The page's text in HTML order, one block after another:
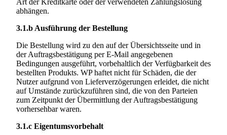
Art der Kreditkarte oder der verwendeten Zahlungslösung
abhängen.
3.1.b Ausführung der Bestellung
Die Bestellung wird zu den auf der Übersichtsseite und in
der Auftragsbestätigung per E-Mail angegebenen
Bedingungen ausgeführt, vorbehaltlich der Verfügbarkeit des
bestellten Produkts. WP haftet nicht für Schäden, die der
Nutzer aufgrund von Lieferverzögerungen erleidet, die nicht
auf Umstände zurückzuführen sind, die von den Parteien
zum Zeitpunkt der Übermittlung der Auftragsbestätigung
vorhersehbar waren.
3.1.c Eigentumsvorbehalt